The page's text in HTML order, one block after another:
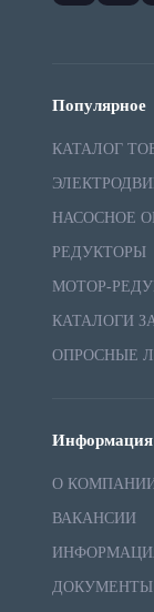
Популярное
КАТАЛОГ
НАСОСНОЕ
РЕДУКТОРЫ
МОТОР-
КАТАЛОГИ
ОПРОСНЫЕ
Информация
О
ВАКАНСИИ
ДОКУМЕНТЫ